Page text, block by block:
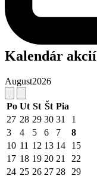
Kalendár akcií
August2026
Po Ut St Št Pia
27 28 29 30 31 1
3
4 5 6 7 8
10 11 12 13 14 15
17 18 19 20 21 22
24 25 26 27 28 29